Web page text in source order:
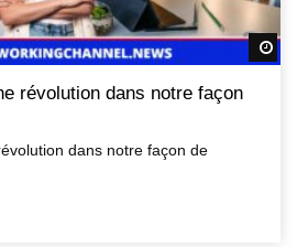
révolution dans notre façon
dans notre façon de